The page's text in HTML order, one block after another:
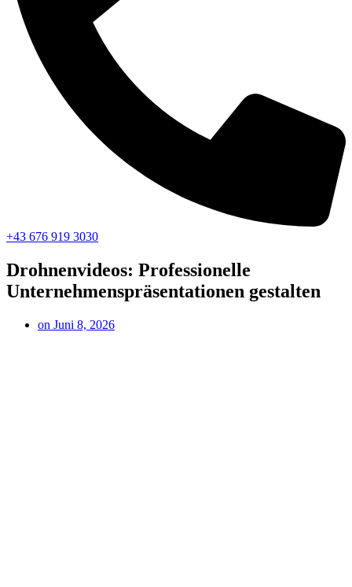
+43 676 919 3030
Drohnenvideos: Professionelle
Unternehmenspräsentationen gestalten
on Juni 8, 2026